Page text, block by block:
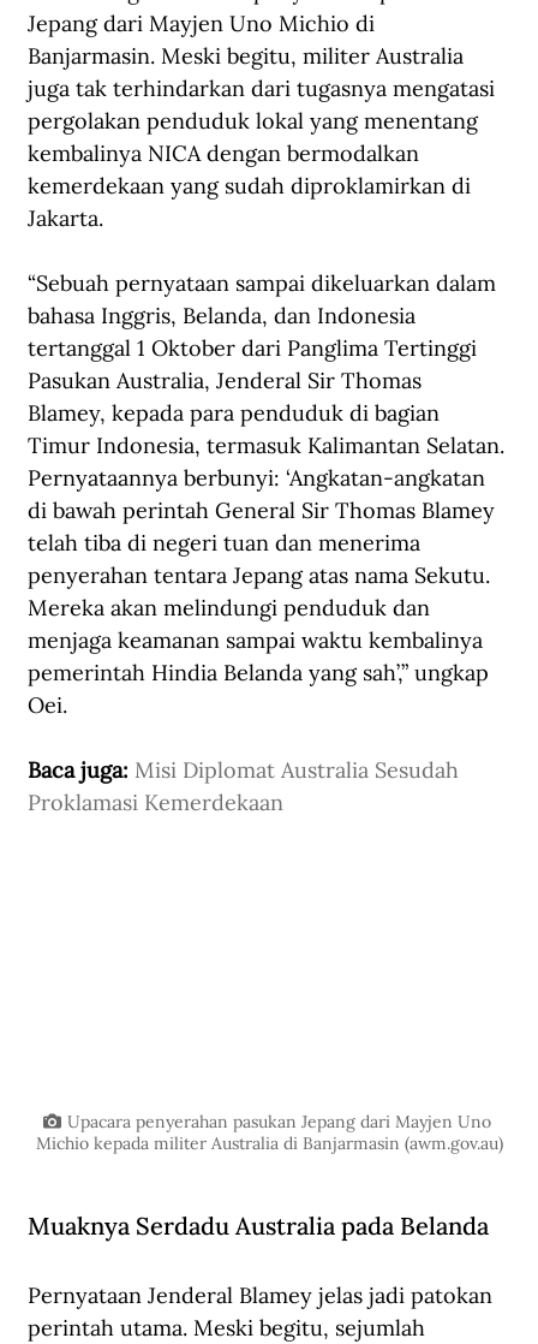
Jepang dari Mayjen Uno Michio di
Banjarmasin. Meski begitu, militer Australia
juga tak terhindarkan dari tugasnya mengatasi
pergolakan penduduk lokal yang menentang
kembalinya NICA dengan bermodalkan
kemerdekaan yang sudah diproklamirkan di
Jakarta.
“Sebuah pernyataan sampai dikeluarkan dalam
bahasa Inggris, Belanda, dan Indonesia
tertanggal 1 Oktober dari Panglima Tertinggi
Pasukan Australia, Jenderal Sir Thomas
Blamey, kepada para penduduk di bagian
Timur Indonesia, termasuk Kalimantan Selatan.
Pernyataannya berbunyi: ‘Angkatan-angkatan
di bawah perintah General Sir Thomas Blamey
telah tiba di negeri tuan dan menerima
penyerahan tentara Jepang atas nama Sekutu.
Mereka akan melindungi penduduk dan
menjaga keamanan sampai waktu kembalinya
pemerintah Hindia Belanda yang sah’,” ungkap
Oei.
Baca juga: Misi Diplomat Australia Sesudah
Proklamasi Kemerdekaan
Upacara penyerahan pasukan Jepang dari Mayjen Uno
Michio kepada militer Australia di Banjarmasin (awm.gov.au)
Muaknya Serdadu Australia pada Belanda
Pernyataan Jenderal Blamey jelas jadi patokan
perintah utama. Meski begitu, sejumlah